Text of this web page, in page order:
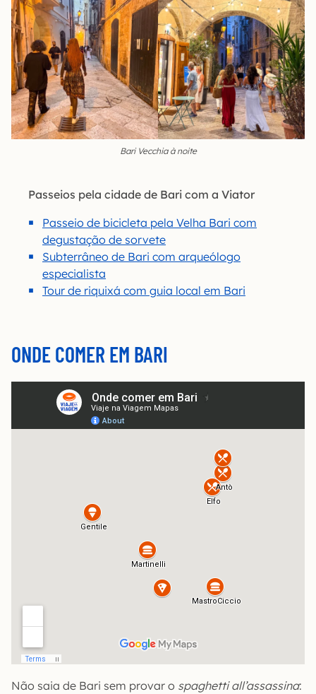
Bari Vecchia à noite
Passeios pela cidade de Bari com a Viator
Passeio de bicicleta pela Velha Bari com
degustação de sorvete
Subterrâneo de Bari com arqueólogo
especialista
Tour de riquixá com guia local em Bari
ONDE COMER EM BARI
Não saia de Bari sem provar o spaghetti all’assassina: